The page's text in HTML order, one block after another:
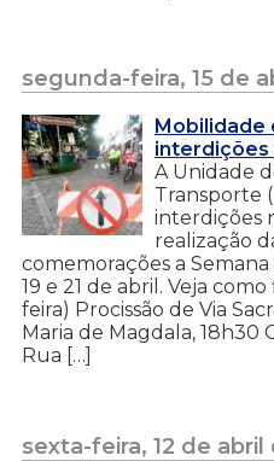
segunda-feira, 15 de
Mobilidade
interdições
A Unidade
Transporte
interdições
realização
comemorações a Semana
19 e 21 de abril. Veja
feira) Procissão de Via
Maria de Magdala, 18h30
Rua […]
sexta-feira, 12 de abril